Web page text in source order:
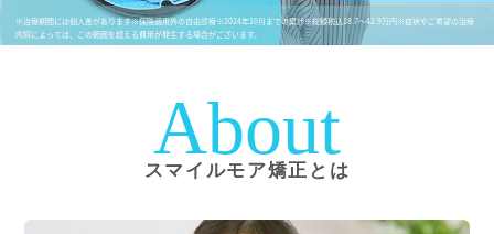
※治療期間には個人差があります※保険適用外の自由診療※2024年10月までの累計※総額税込18.7〜42.9万円※症状やご希望の治療
内容によっては、この範囲を超える費用が発生する場合がございます。
About
スマイルモア矯正とは